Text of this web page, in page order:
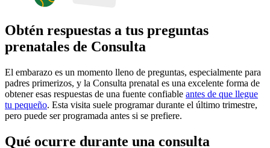
Obtén respuestas a tus preguntas
prenatales de Consulta
El embarazo es un momento lleno de preguntas, especialmente para
padres primerizos, y la Consulta prenatal es una excelente forma de
obtener esas respuestas de una fuente confiable antes de que llegue
tu pequeño. Esta visita suele programar durante el último trimestre,
pero puede ser programada antes si se prefiere.
Qué ocurre durante una consulta